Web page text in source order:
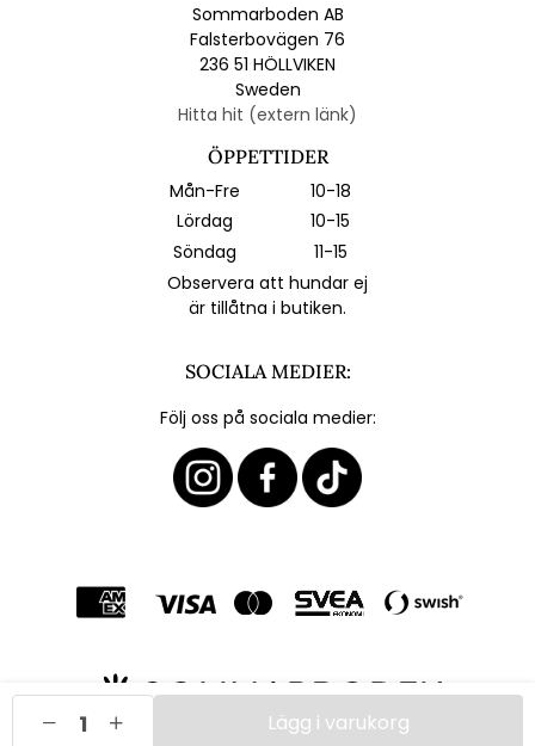
Lägg i varukorg
Sommarboden AB
Falsterbovägen 76
236 51 HÖLLVIKEN
Sweden
Hitta hit (extern länk)
ÖPPETTIDER
Mån-Fre
10-18
Lördag
10-15
Söndag
11-15
Observera att hundar ej
är tillåtna i butiken.
SOCIALA MEDIER:
Följ oss på sociala medier: